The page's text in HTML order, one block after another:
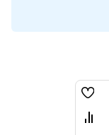
قائمة
قارن